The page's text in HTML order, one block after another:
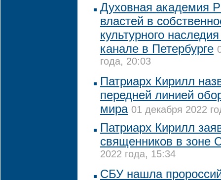
Духовная академия
властей в
культурного
канале в Петербурге
года, 20:03
Патриарх Кирилл
передней линией
мира 01 декабря 2022
Патриарх Кирилл
священников в зоне
2022 года, 15:34
CБУ нашла